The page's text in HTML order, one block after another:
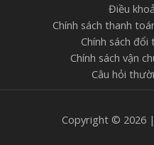
Điều
Chính sách thanh
Chính sách đổi
Chính sách vận
Câu hỏi
Copyright © 2026